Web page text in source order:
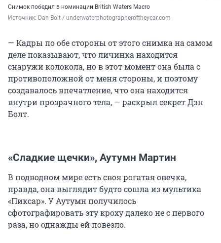
Снимок победил в номинации British Waters Macro
Источник: Dan Bolt / underwaterphotographeroftheyear.com
— Кадры по обе стороны от этого снимка на самом
деле показывают, что личинка находится
снаружи колокола, но в этот момент она была с
противоположной от меня стороны, и поэтому
создавалось впечатление, что она находится
внутри прозрачного тела, — раскрыл секрет Дэн
Болт.
«Сладкие щечки», Аутумн Мартин
В подводном мире есть своя рогатая овечка,
правда, она выглядит будто сошла из мультика
«Пиксар». У Аутумн получилось
сфотографировать эту кроху далеко не с первого
раза, но однажды ей повезло.